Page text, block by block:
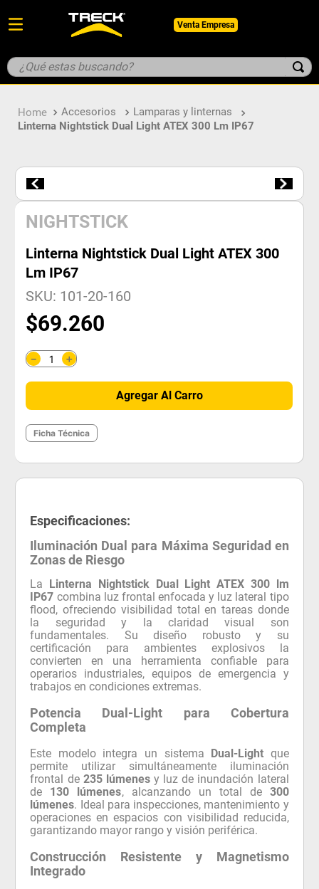
Venta Empresa
¿Qué estas buscando?
Accesorios
Lamparas y linternas
Linterna Nightstick Dual Light ATEX 300 Lm IP67
NIGHTSTICK
Linterna Nightstick Dual Light ATEX 300
Lm IP67
SKU: 101-20-160
$69.260
＋
－
Agregar Al Carro
Ficha Técnica
Especificaciones:
Iluminación Dual para Máxima Seguridad en
Zonas de Riesgo
La Linterna Nightstick Dual Light ATEX 300 lm
IP67 combina luz frontal enfocada y luz lateral tipo
flood, ofreciendo visibilidad total en tareas donde
la seguridad y la claridad visual son
fundamentales. Su diseño robusto y su
certificación para ambientes explosivos la
convierten en una herramienta confiable para
operarios industriales, equipos de emergencia y
trabajos en condiciones extremas.
Potencia Dual-Light para Cobertura
Completa
Este modelo integra un sistema Dual-Light que
permite utilizar simultáneamente iluminación
frontal de 235 lúmenesy luz de inundación lateral
de 130 lúmenes, alcanzando un total de 300
lúmenes. Ideal para inspecciones, mantenimiento y
operaciones en espacios con visibilidad reducida,
garantizando mayor rango y visión periférica.
Construcción Resistente y Magnetismo
Integrado
1. botin